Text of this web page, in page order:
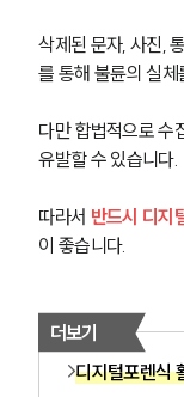
삭제된 문자, 사진,
를 통해 불륜의 실체
다만 합법적으로 수
유발할 수 있습니다.
따라서 반드시 디지
이 좋습니다.
더보기
디지털포렌식